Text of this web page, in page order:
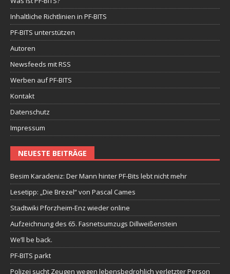
Inhaltliche Richtlinien in PF-BITS
PF-BITS unterstützen
Autoren
Newsfeeds mit RSS
Werben auf PF-BITS
Kontakt
Datenschutz
Impressum
NEUESTE BEITRÄGE
Besim Karadeniz: Der Mann hinter PF-Bits lebt nicht mehr
Lesetipp: „Die Brezel“ von Pascal Cames
Stadtwiki Pforzheim-Enz wieder online
Aufzeichnung des 65. Fasnetsumzugs Dillweißenstein
We’ll be back.
PF-BITS parkt
Polizei sucht Zeugen wegen lebensbedrohlich verletzter Person